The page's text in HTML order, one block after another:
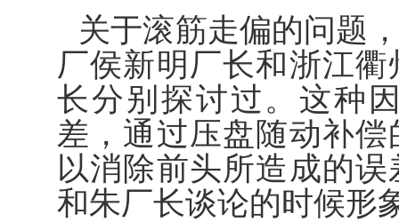
关于滚筋走偏的问题
厂侯新明厂长和浙江
长分别探讨过。这种
差，通过压盘随动补
以消除前头所造成的
和朱厂长谈论的时候形